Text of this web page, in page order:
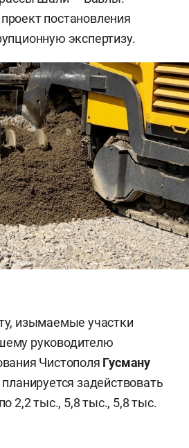
постановления
экспертизу.
изымаемые участки
руководителю
Чистополя Гусману
планируется задействовать
2,2 тыс., 5,8 тыс., 5,8 тыс.